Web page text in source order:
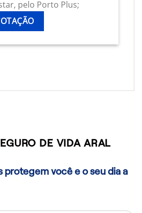
pelo Porto Plus;
DE VIDA ARAL
protegem você e o seu dia a